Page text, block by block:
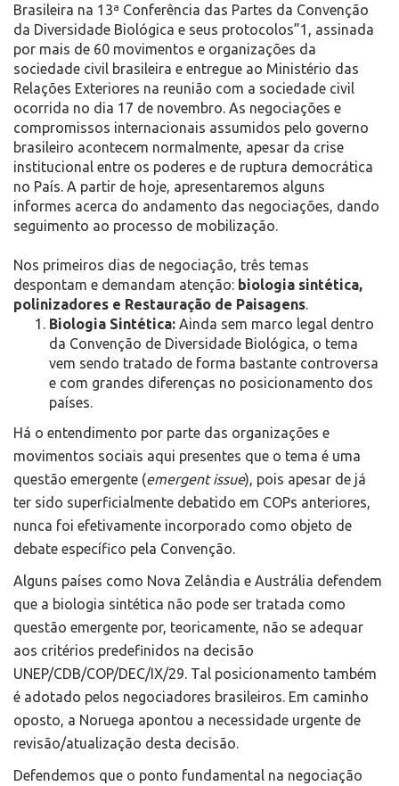
Brasileira na 13ª Conferência das Partes da Convenção
da Diversidade Biológica e seus protocolos”1, assinada
por mais de 60 movimentos e organizações da
sociedade civil brasileira e entregue ao Ministério das
Relações Exteriores na reunião com a sociedade civil
ocorrida no dia 17 de novembro. As negociações e
compromissos internacionais assumidos pelo governo
brasileiro acontecem normalmente, apesar da crise
institucional entre os poderes e de ruptura democrática
no País. A partir de hoje, apresentaremos alguns
informes acerca do andamento das negociações, dando
seguimento ao processo de mobilização.
Nos primeiros dias de negociação, três temas
despontam e demandam atenção: biologia sintética,
polinizadores e Restauração de Paisagens.
Biologia Sintética: Ainda sem marco legal dentro
da Convenção de Diversidade Biológica, o tema
vem sendo tratado de forma bastante controversa
e com grandes diferenças no posicionamento dos
países.
Há o entendimento por parte das organizações e
movimentos sociais aqui presentes que o tema é uma
questão emergente (emergentissue), pois apesar de já
ter sido superficialmente debatido em COPs anteriores,
nunca foi efetivamente incorporado como objeto de
debate específico pela Convenção.
Alguns países como Nova Zelândia e Austrália defendem
que a biologia sintética não pode ser tratada como
questão emergente por, teoricamente, não se adequar
aos critérios predefinidos na decisão
UNEP/CDB/COP/DEC/IX/29. Tal posicionamento também
é adotado pelos negociadores brasileiros. Em caminho
oposto, a Noruega apontou a necessidade urgente de
revisão/atualização desta decisão.
Defendemos que o ponto fundamental na negociação